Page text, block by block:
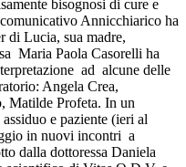
bisognosi di cure e
Annicchiarico ha
di Lucia, sua madre,
Maria Paola Casorelli ha
ad alcune delle
Angela Crea,
Matilde Profeta. In un
e paziente (ieri al
in nuovi incontri a
dalla dottoressa Daniela